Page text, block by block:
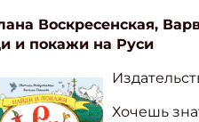
Воскресенская,
и покажи на Руси
Хочешь